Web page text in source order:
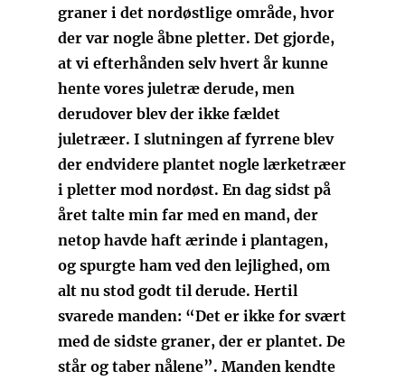
graner i det nordøstlige område, hvor
der var nogle åbne pletter. Det gjorde,
at vi efterhånden selv hvert år kunne
hente vores juletræ derude, men
derudover blev der ikke fældet
juletræer. I slutningen af fyrrene blev
der endvidere plantet nogle lærketræer
i pletter mod nordøst. En dag sidst på
året talte min far med en mand, der
netop havde haft ærinde i plantagen,
og spurgte ham ved den lejlighed, om
alt nu stod godt til derude. Hertil
svarede manden: “Det er ikke for svært
med de sidste graner, der er plantet. De
står og taber nålene”. Manden kendte